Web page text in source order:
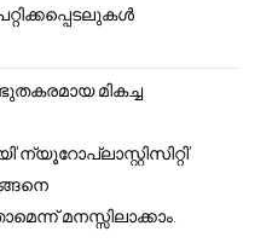
മികച്ച
മനസ്സിലാക്കാം.